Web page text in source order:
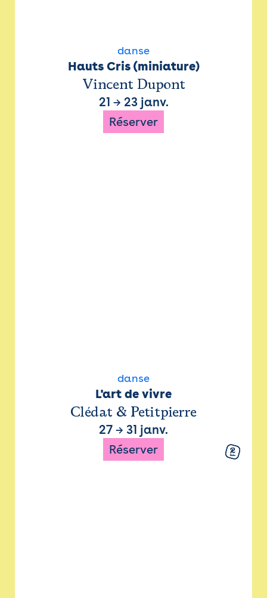
danse
Hauts Cris (miniature)
Vincent Dupont
21 → 23 janv.
Réserver
danse
L'art de vivre
Clédat & Petitpierre
27 → 31 janv.
Réserver